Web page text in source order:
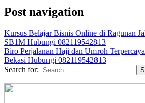
Post navigation
Kursus Belajar Bisnis Online di Ragunan
SB1M Hubungi 082119542813
Biro Perjalanan Haji dan Umroh
Bekasi Hubungi 082119542813
Search for: